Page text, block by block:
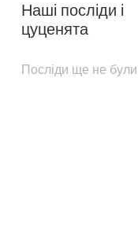
Наші посліди і
цуценята
Посліди ще не були